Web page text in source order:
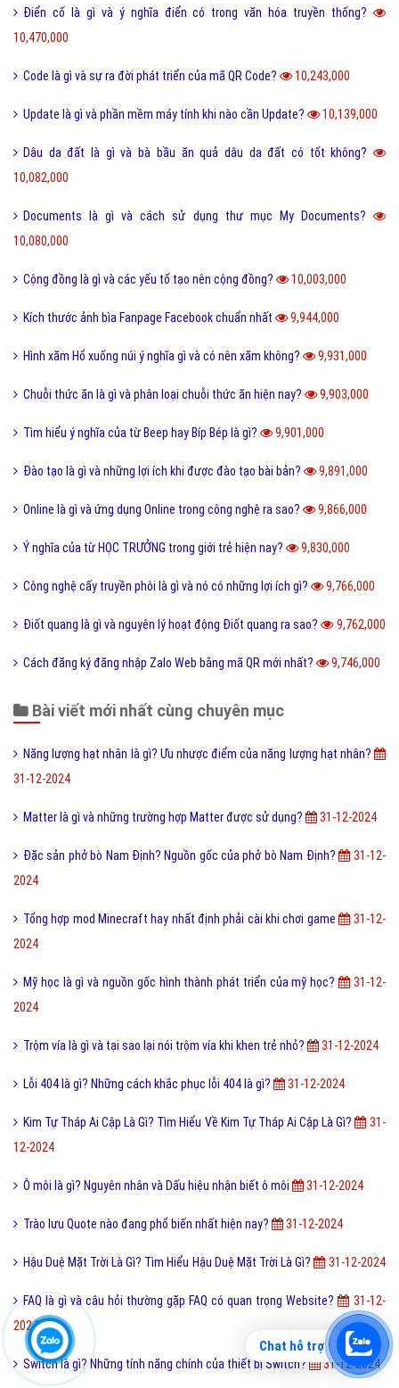
Điển cố là gì và ý nghĩa điển có trong văn hóa truyền thống?
10,470,000
Code là gì và sự ra đời phát triển của mã QR Code? 10,243,000
Update là gì và phần mềm máy tính khi nào cần Update? 10,139,000
Dâu da đất là gì và bà bầu ăn quả dâu da đất có tốt không?
10,082,000
Documents là gì và cách sử dụng thư mục My Documents?
10,080,000
Cộng đồng là gì và các yếu tố tạo nên cộng đồng? 10,003,000
Kích thước ảnh bìa Fanpage Facebook chuẩn nhất 9,944,000
Hình xăm Hổ xuống núi ý nghĩa gì và có nên xăm không? 9,931,000
Chuỗi thức ăn là gì và phân loại chuỗi thức ăn hiện nay? 9,903,000
Tìm hiểu ý nghĩa của từ Beep hay Bíp Bép là gì? 9,901,000
Đào tạo là gì và những lợi ích khi được đào tạo bài bản? 9,891,000
Online là gì và ứng dụng Online trong công nghệ ra sao? 9,866,000
Ý nghĩa của từ HỌC TRƯỞNG trong giới trẻ hiện nay? 9,830,000
Công nghệ cấy truyền phôi là gì và nó có những lợi ích gì? 9,766,000
Điốt quang là gì và nguyên lý hoạt động Điốt quang ra sao? 9,762,000
Cách đăng ký đăng nhập Zalo Web bằng mã QR mới nhất? 9,746,000
Bài viết mới nhất cùng chuyên mục
Năng lượng hạt nhân là gì? Ưu nhược điểm của năng lượng hạt nhân?
31-12-2024
Matter là gì và những trường hợp Matter được sử dụng? 31-12-2024
Đặc sản phở bò Nam Định? Nguồn gốc của phở bò Nam Định?
31-12-
2024
Tổng hợp mod Minecraft hay nhất định phải cài khi chơi game
31-12-
2024
Mỹ học là gì và nguồn gốc hình thành phát triển của mỹ học?
31-12-
2024
Trộm vía là gì và tại sao lại nói trộm vía khi khen trẻ nhỏ? 31-12-2024
Lỗi 404 là gì? Những cách khắc phục lỗi 404 là gì? 31-12-2024
Kim Tự Tháp Ai Cập Là Gì? Tìm Hiểu Về Kim Tự Tháp Ai Cập Là Gì?
31-
12-2024
Ô môi là gì? Nguyên nhân và Dấu hiệu nhận biết ô môi 31-12-2024
Trào lưu Quote nào đang phổ biến nhất hiện nay? 31-12-2024
Hậu Duệ Mặt Trời Là Gì? Tìm Hiểu Hậu Duệ Mặt Trời Là Gì? 31-12-2024
FAQ là gì và câu hỏi thường gặp FAQ có quan trọng Website?
31-12-
2024
Switch là gì? Những tính năng chính của thiết bị Switch? 31-12-2024
Chat hỗ trợ